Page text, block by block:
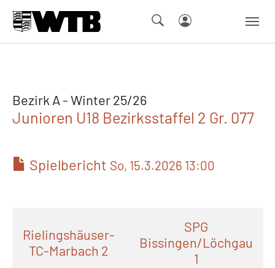
Bezirk A - Winter 25/26
Junioren U18 Bezirksstaffel 2 Gr. 077
Spielbericht So, 15.3.2026 13:00
Rielingshäuser-
TC-Marbach 2
SPG
Bissingen/Löchgau
1